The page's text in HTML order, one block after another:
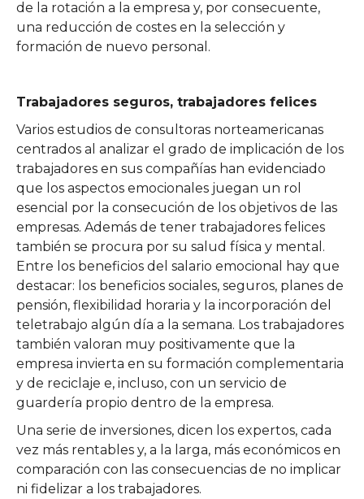
de la rotación a la empresa y, por consecuente,
una reducción de costes en la selección y
formación de nuevo personal.
Trabajadores seguros, trabajadores felices
Varios estudios de consultoras norteamericanas
centrados al analizar el grado de implicación de los
trabajadores en sus compañías han evidenciado
que los aspectos emocionales juegan un rol
esencial por la consecución de los objetivos de las
empresas. Además de tener trabajadores felices
también se procura por su salud física y mental.
Entre los beneficios del salario emocional hay que
destacar: los beneficios sociales, seguros, planes de
pensión, flexibilidad horaria y la incorporación del
teletrabajo algún día a la semana. Los trabajadores
también valoran muy positivamente que la
empresa invierta en su formación complementaria
y de reciclaje e, incluso, con un servicio de
guardería propio dentro de la empresa.
Una serie de inversiones, dicen los expertos, cada
vez más rentables y, a la larga, más económicos en
comparación con las consecuencias de no implicar
ni fidelizar a los trabajadores.